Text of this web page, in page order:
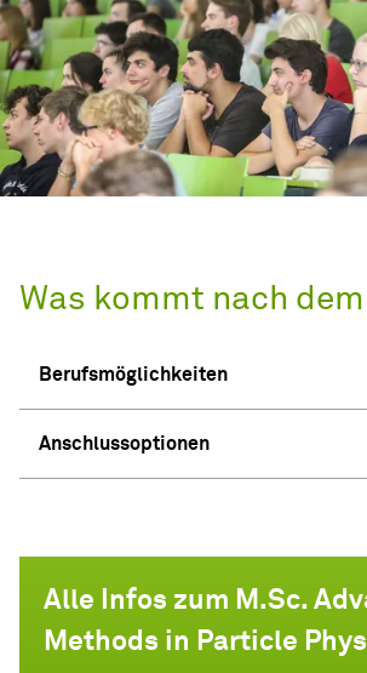
Was kommt nach
Berufsmöglichkeiten
Anschlussoptionen
Alle Infos zum M.Sc.
Methods in Particle